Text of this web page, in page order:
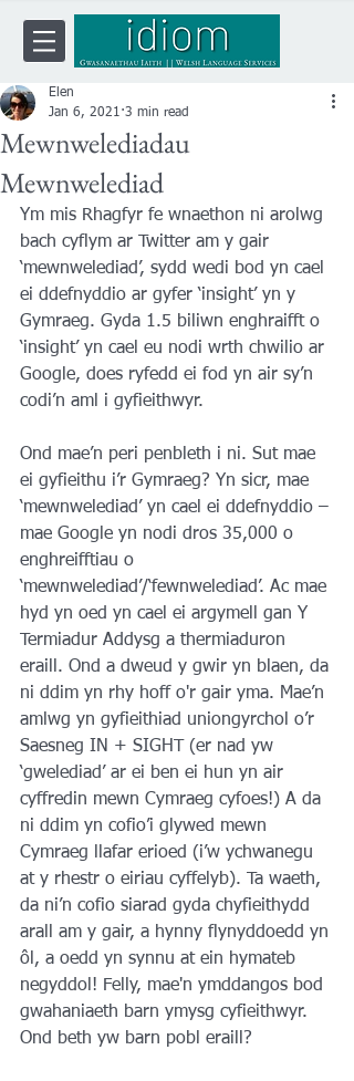
Mewnwelediadau
Mewnwelediad
Elen
Jan 6, 2021 3 min read
Ym mis Rhagfyr fe wnaethon ni arolwg
bach cyflym ar Twitter am y gair
‘mewnwelediad’, sydd wedi bod yn cael
ei ddefnyddio ar gyfer ‘insight’ yn y
Gymraeg. Gyda 1.5 biliwn enghraifft o
‘insight’ yn cael eu nodi wrth chwilio ar
Google, does ryfedd ei fod yn air sy’n
codi’n aml i gyfieithwyr.
Ond mae’n peri penbleth i ni. Sut mae
ei gyfieithu i’r Gymraeg? Yn sicr, mae
‘mewnwelediad’ yn cael ei ddefnyddio –
mae Google yn nodi dros 35,000 o
enghreifftiau o
‘mewnwelediad’/‘fewnwelediad’. Ac mae
hyd yn oed yn cael ei argymell gan Y
Termiadur Addysg a thermiaduron
eraill. Ond a dweud y gwir yn blaen, da
ni ddim yn rhy hoff o'r gair yma. Mae’n
amlwg yn gyfieithiad uniongyrchol o’r
Saesneg IN + SIGHT (er nad yw
‘gwelediad’ ar ei ben ei hun yn air
cyffredin mewn Cymraeg cyfoes!) A da
ni ddim yn cofio’i glywed mewn
Cymraeg llafar erioed (i’w ychwanegu
at y rhestr o eiriau cyffelyb). Ta waeth,
da ni’n cofio siarad gyda chyfieithydd
arall am y gair, a hynny flynyddoedd yn
ôl, a oedd yn synnu at ein hymateb
negyddol! Felly, mae'n ymddangos bod
gwahaniaeth barn ymysg cyfieithwyr.
Ond beth yw barn pobl eraill?